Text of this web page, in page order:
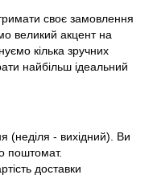
своє замовлення
великий акцент на
кілька зручних
найбільш ідеальний
(неділя - вихідний). Ви
поштомат.
доставки